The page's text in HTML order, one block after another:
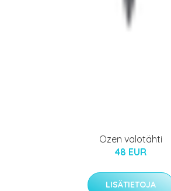
Ozen valotähti
48 EUR
LISÄTIETOJA